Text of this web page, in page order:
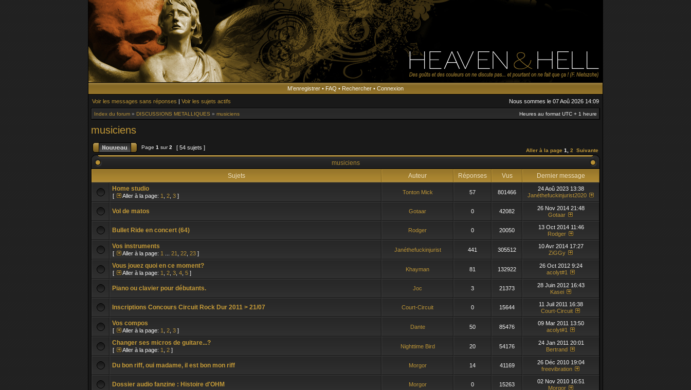
M’enregistrer • FAQ • Rechercher • Connexion
Voir les messages sans réponses | Voir les sujets actifs Nous sommes le 07 Aoû 2026 14:09
Index du forum » DISCUSSIONS METALLIQUES » musiciens Heures au format UTC + 1 heure
musiciens
Page 1 sur2 [ 54 sujets ] Aller à la page 1 2 Suivante
musiciens
Sujets
Auteur Réponses Vus
Dernier message
Home studio
[ Aller à la page: 1 2 3 ]
Tonton Mick 57 801466
24 Aoû 2023 13:38
Janéthefuckinjurist2020
Vol de matos Gotaar 0 42082
26 Nov 2014 21:48
Gotaar
Bullet Ride en concert (64) Rodger 0 20050
13 Oct 2014 11:46
Rodger
Vos instruments
[ Aller à la page: 1 21 22 23 ]
Janéthefuckinjurist 441 305512
10 Avr 2014 17:27
ZiGGy
Vous jouez quoi en ce moment?
[ Aller à la page: 1 2 3 4 5 ]
Khayman 81 132922
26 Oct 2012 9:24
acolyt#1
Piano ou clavier pour débutants. Joc 3 21373
28 Juin 2012 16:43
Kasei
Inscriptions Concours Circuit Rock Dur 2011 > 21/07 Court-Circuit 0 15644
11 Juil 2011 16:38
Court-Circuit
Vos compos
[ Aller à la page: 1 2 3 ]
Dante 50 85476
09 Mar 2011 13:50
acolyt#1
Changer ses micros de guitare...?
[ Aller à la page: 1 2 ]
Nighttime Bird 20 54176
24 Jan 2011 20:01
Bertrand
Du bon riff, oui madame, il est bon mon riff Morgor 14 41169
26 Déc 2010 19:04
freevibration
Dossier audio fanzine : Histoire d'OHM Morgor 0 15263
02 Nov 2010 16:51
Morgor